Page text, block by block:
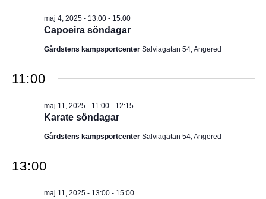
Capoeira söndagar
maj 4, 2025 - 13:00- 15:00
Gårdstens kampsportcenter Salviagatan 54, Angered
11:00
Karate söndagar
maj 11, 2025 - 11:00- 12:15
Gårdstens kampsportcenter Salviagatan 54, Angered
13:00
maj 11, 2025 - 13:00- 15:00